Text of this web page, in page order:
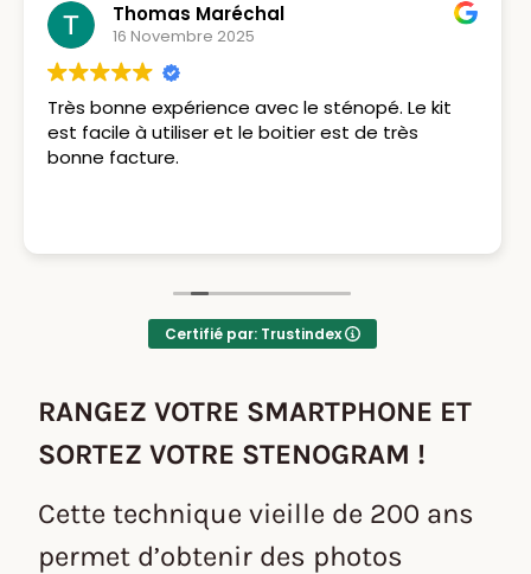
Thomas Maréchal
16 Novembre 2025
Très bonne expérience avec le sténopé. Le kit
est facile à utiliser et le boitier est de très
bonne facture.
Certifié par: Trustindex
RANGEZ VOTRE SMARTPHONE ET
SORTEZ VOTRE STENOGRAM !
Cette technique vieille de 200 ans
permet d’obtenir des photos